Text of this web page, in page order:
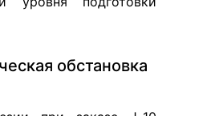
обстановка